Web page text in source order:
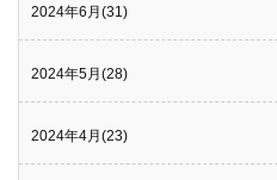
2024年6月(31)
2024年5月(28)
2024年4月(23)